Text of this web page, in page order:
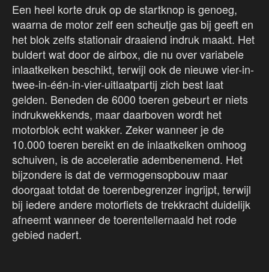
Een heel korte druk op de startknop is genoeg,
waarna de motor zelf een scheutje gas bij geeft en
het blok zelfs stationair draaiend indruk maakt. Het
buldert wat door de airbox, die nu over variabele
inlaatkelken beschikt, terwijl ook de nieuwe vier-in-
twee-in-één-in-vier-uitlaatpartij zich best laat
gelden. Beneden de 6000 toeren gebeurt er niets
indrukwekkends, maar daarboven wordt het
motorblok echt wakker. Zeker wanneer je de
10.000 toeren bereikt en de inlaatkelken omhoog
schuiven, is de acceleratie adembenemend. Het
bijzondere is dat de vermogensopbouw maar
doorgaat totdat de toerenbegrenzer ingrijpt, terwijl
bij iedere andere motorfiets de trekkracht duidelijk
afneemt wanneer de toerentellernaald het rode
gebied nadert.